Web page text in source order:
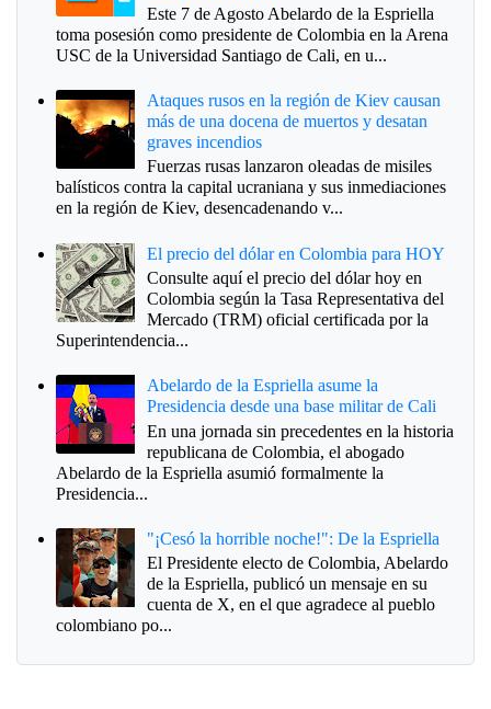
Este 7 de Agosto Abelardo de la Espriella
toma posesión como presidente de Colombia en la Arena
USC de la Universidad Santiago de Cali, en u...
Ataques rusos en la región de Kiev causan
más de una docena de muertos y desatan
graves incendios
Fuerzas rusas lanzaron oleadas de misiles
balísticos contra la capital ucraniana y sus inmediaciones
en la región de Kiev, desencadenando v...
El precio del dólar en Colombia para HOY
Consulte aquí el precio del dólar hoy en
Colombia según la Tasa Representativa del
Mercado (TRM) oficial certificada por la
Superintendencia...
Abelardo de la Espriella asume la
Presidencia desde una base militar de Cali
En una jornada sin precedentes en la historia
republicana de Colombia, el abogado
Abelardo de la Espriella asumió formalmente la
Presidencia...
"¡Cesó la horrible noche!": De la Espriella
El Presidente electo de Colombia, Abelardo
de la Espriella, publicó un mensaje en su
cuenta de X, en el que agradece al pueblo
colombiano po...